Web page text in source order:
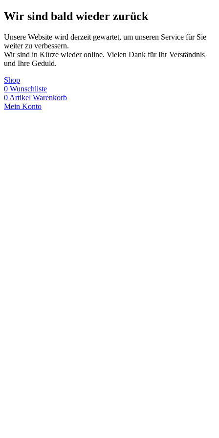
Wir sind bald wieder zurück
Unsere Website wird derzeit gewartet, um unseren Service für Sie
weiter zu verbessern.
Wir sind in Kürze wieder online. Vielen Dank für Ihr Verständnis
und Ihre Geduld.
Shop
0 Wunschliste
0 Artikel Warenkorb
Mein Konto